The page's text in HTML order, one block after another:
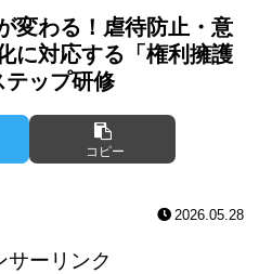
変わる！虐待防止・意
に対応する「権利擁護
テップ研修
コピー
2026.05.28
サーリンク